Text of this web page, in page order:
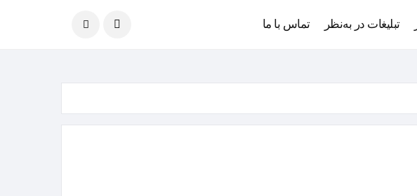
تبلیغات در به‌نظر تماس با ما